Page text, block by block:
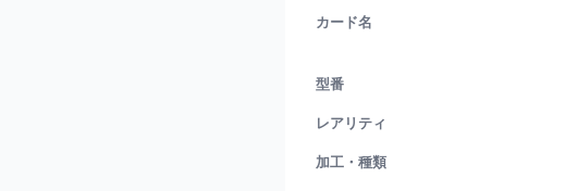
カード名
型番
レアリティ
加工・種類